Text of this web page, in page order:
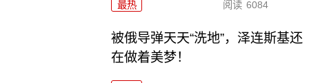
最热 阅读 6084
被俄导弹天天“洗地”，泽连斯基还
在做着美梦！